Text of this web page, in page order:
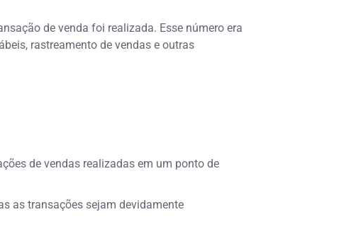
de venda foi realizada. Esse número era
rastreamento de vendas e outras
de vendas realizadas em um ponto de
as transações sejam devidamente